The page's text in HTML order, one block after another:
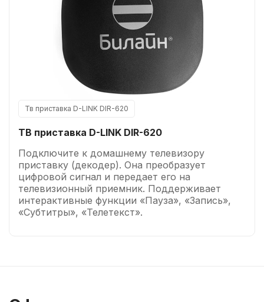
Тв приставка D-LINK DIR-620
ТВ приставка D-LINK DIR-620
Подключите к домашнему телевизору
приставку (декодер). Она преобразует
цифровой сигнал и передает его на
телевизионный приемник. Поддерживает
интерактивные функции «Пауза», «Запись»,
«Субтитры», «Телетекст».